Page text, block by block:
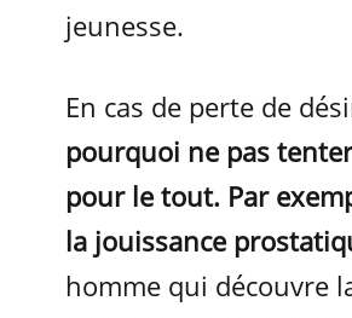
jeunesse.
En cas de perte de
pourquoi ne pas
pour le tout. Par
la jouissance
homme qui découvre